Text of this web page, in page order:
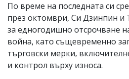
По време на последната си
през октомври, Си Дзинпин и
за едногодишно отсрочване
война, като същевременно
търговски мерки,
и контрол върху износа.